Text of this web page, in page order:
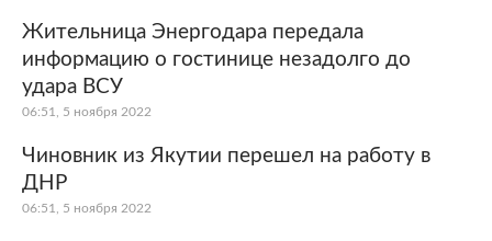
Жительница Энергодара передала
информацию о гостинице незадолго до
удара ВСУ
06:51, 5 ноября 2022
Чиновник из Якутии перешел на работу в
ДНР
06:51, 5 ноября 2022